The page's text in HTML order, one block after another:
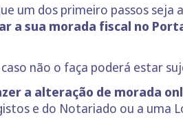
um dos primeiro passos
a sua morada fiscal no
não o faça poderá estar
a alteração de morada
e do Notariado ou a uma